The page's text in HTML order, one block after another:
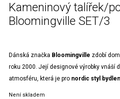
Kameninový talířek/
Bloomingville SET/3
Dánská značka Bloomingville zdobí
roku 2000. Její designové výrobky vnáší
atmosféru, která je pro nordic styl
Není skladem